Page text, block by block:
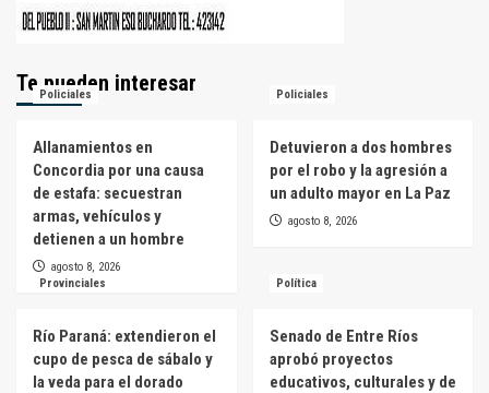
Te pueden interesar
Policiales
Allanamientos en
Concordia por una causa
de estafa: secuestran
armas, vehículos y
detienen a un hombre
agosto 8, 2026
Policiales
Detuvieron a dos hombres
por el robo y la agresión a
un adulto mayor en La Paz
agosto 8, 2026
Provinciales
Río Paraná: extendieron el
cupo de pesca de sábalo y
la veda para el dorado
Política
Senado de Entre Ríos
aprobó proyectos
educativos, culturales y de